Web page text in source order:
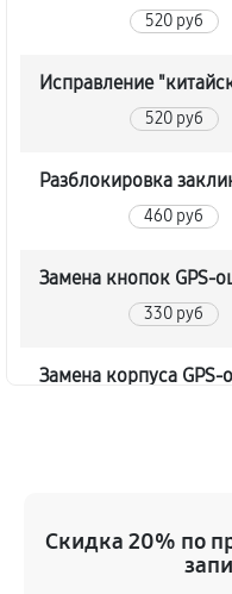
520 руб
Исправление
520 руб
Разблокировка
460 руб
Замена кнопок GPS-
330 руб
Замена корпуса
520 руб
Скидка 20% по